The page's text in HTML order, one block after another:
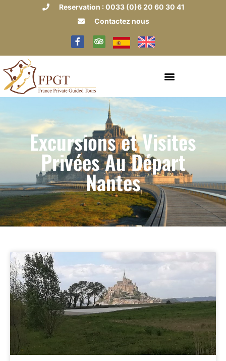
Reservation : 0033 (0)6 20 60 30 41
Contactez nous
Excursions et Visites
Privées Au Départ
Nantes